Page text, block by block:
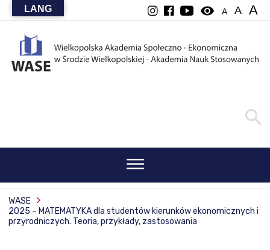
visibility A A A
WASE
2025 – MATEMATYKA dla studentów kierunków ekonomicznych i
przyrodniczych. Teoria, przykłady, zastosowania
LANG